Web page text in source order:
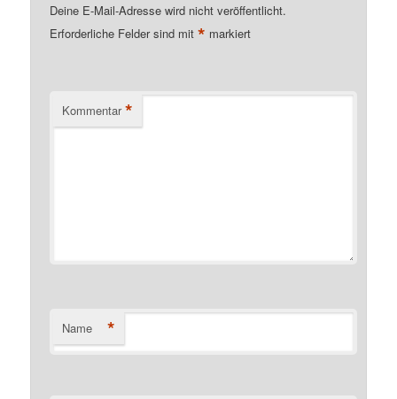
Deine E-Mail-Adresse wird nicht veröffentlicht.
Erforderliche Felder sind mit* markiert
Kommentar *
Name *